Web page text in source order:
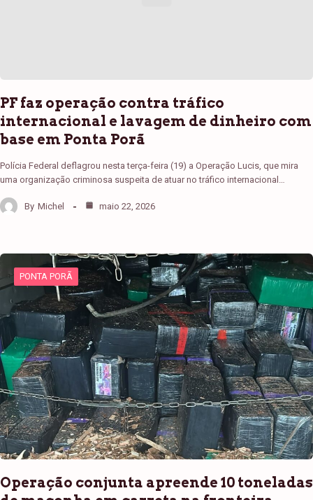
PF faz operação contra tráfico
internacional e lavagem de dinheiro com
base em Ponta Porã
Polícia Federal deflagrou nesta terça-feira (19) a Operação Lucis, que mira
uma organização criminosa suspeita de atuar no tráfico internacional…
By Michel maio 22, 2026
PONTA PORÃ
Operação conjunta apreende 10 toneladas